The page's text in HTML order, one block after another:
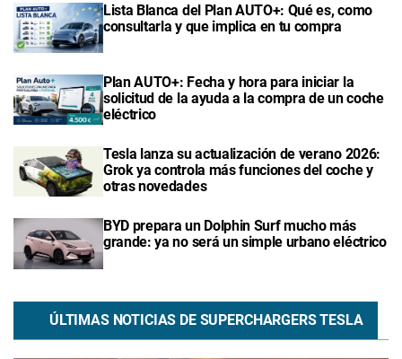
Lista Blanca del Plan AUTO+: Qué es, como
consultarla y que implica en tu compra
Plan AUTO+: Fecha y hora para iniciar la
solicitud de la ayuda a la compra de un coche
eléctrico
Tesla lanza su actualización de verano 2026:
Grok ya controla más funciones del coche y
otras novedades
BYD prepara un Dolphin Surf mucho más
grande: ya no será un simple urbano eléctrico
ÚLTIMAS NOTICIAS DE SUPERCHARGERS TESLA